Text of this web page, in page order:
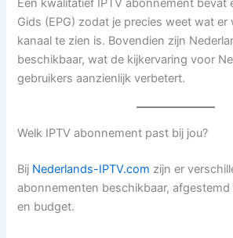
Een kwalitatief IPTV abonnement bevat
Gids (EPG) zodat je precies weet wat
kanaal te zien is. Bovendien zijn
beschikbaar, wat de kijkervaring voor
gebruikers aanzienlijk verbetert.
Welk IPTV abonnement past bij jou?
Bij Nederlands-IPTV.com zijn er
abonnementen beschikbaar,
en budget.